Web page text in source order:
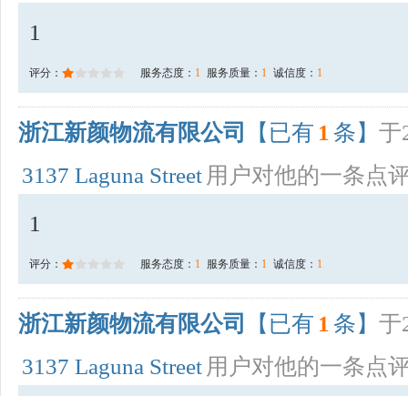
1
评分： 服务态度： 1 服务质量： 1 诚信度： 1
浙江新颜物流有限公司 【已有 1 条】 于
3137 Laguna Street 用户对他的一条点
1
评分： 服务态度： 1 服务质量： 1 诚信度： 1
浙江新颜物流有限公司 【已有 1 条】 于
3137 Laguna Street 用户对他的一条点